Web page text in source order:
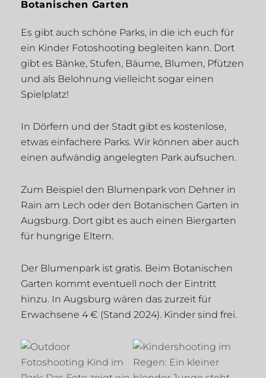
Botanischen Garten
Es gibt auch schöne Parks, in die ich euch für
ein Kinder Fotoshooting begleiten kann. Dort
gibt es Bänke, Stufen, Bäume, Blumen, Pfützen
und als Belohnung vielleicht sogar einen
Spielplatz!
In Dörfern und der Stadt gibt es kostenlose,
etwas einfachere Parks. Wir können aber auch
einen aufwändig angelegten Park aufsuchen.
Zum Beispiel den Blumenpark von Dehner in
Rain am Lech oder den Botanischen Garten in
Augsburg. Dort gibt es auch einen Biergarten
für hungrige Eltern.
Der Blumenpark ist gratis. Beim Botanischen
Garten kommt eventuell noch der Eintritt
hinzu. In Augsburg wären das zurzeit für
Erwachsene 4 € (Stand 2024). Kinder sind frei.